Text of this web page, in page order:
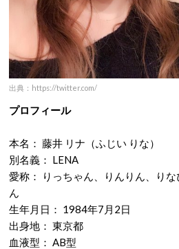
出典：https://twitter.com/
プロフィール
本名： 藤井 リナ（ふじい りな）
別名義： LENA
愛称： りっちゃん、りんりん、り
ん
生年月日： 1984年7月2日
出身地： 東京都
血液型： AB型